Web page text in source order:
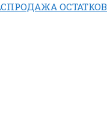
ОСТАТКОВ